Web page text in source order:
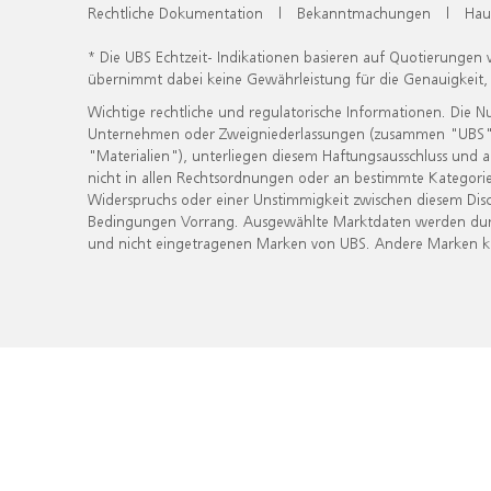
Rechtliche Dokumentation | Bekanntmachungen |
* Die UBS Echtzeit- Indikationen basieren auf
übernimmt dabei keine Gewährleistung für die
Wichtige rechtliche und regulatorische Informationen. Die
Unternehmen oder Zweigniederlassungen (zusammen
"Materialien"), unterliegen diesem Haftungsausschluss
nicht in allen Rechtsordnungen oder an bestimmte
Widerspruchs oder einer Unstimmigkeit zwischen diesem
Bedingungen Vorrang. Ausgewählte Marktdaten werden
und nicht eingetragenen Marken von UBS. Andere Marken